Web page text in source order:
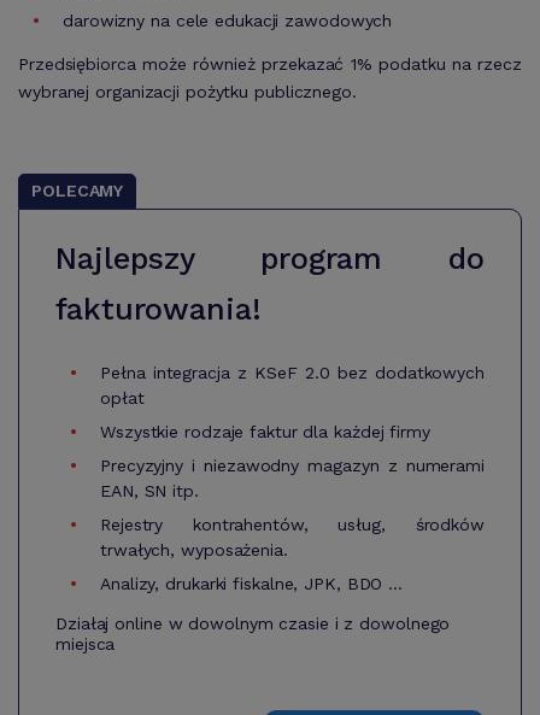
darowizny na cele edukacji zawodowych
Przedsiębiorca może również przekazać 1% podatku na rzecz
wybranej organizacji pożytku publicznego.
POLECAMY
Najlepszy program do
fakturowania!
Pełna integracja z KSeF 2.0 bez dodatkowych
opłat
Wszystkie rodzaje faktur dla każdej firmy
Precyzyjny i niezawodny magazyn z numerami
EAN, SN itp.
Rejestry kontrahentów, usług, środków
trwałych, wyposażenia.
Analizy, drukarki fiskalne, JPK, BDO ...
Działaj online w dowolnym czasie i z dowolnego
miejsca